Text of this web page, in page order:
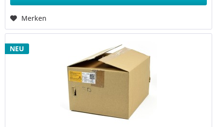
Merken
NEU